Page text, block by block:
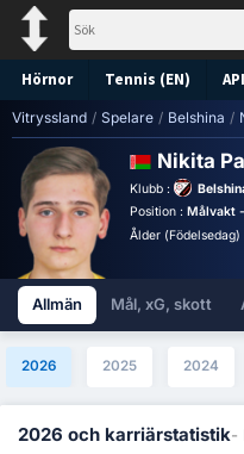
Hörnor Tennis (EN) API
Vitryssland / Spelare / Belshina /
Nikita
Klubb :
Position : Målvakt
Ålder (Födelsedag)
Allmän Mål, xG, skott
2026 2025 2024
2026 och karriärstatistik-